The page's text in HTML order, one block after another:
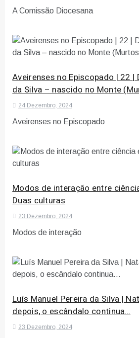
A Comissão Diocesana
Aveirenses no Episcopado | 22 |
da Silva – nascido no Monte
24 Dezembro, 2024
Aveirenses no Episcopado
Modos de interação entre
Duas culturas
23 Dezembro, 2024
Modos de interação
Luís Manuel Pereira da Silva |
depois, o escândalo continua…
23 Dezembro, 2024